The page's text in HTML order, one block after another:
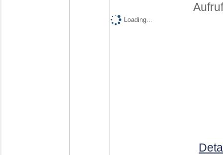
Loading...